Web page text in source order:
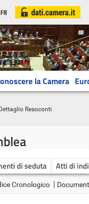
FR
la Camera
Resoconti
di seduta Atti di
Cronologico